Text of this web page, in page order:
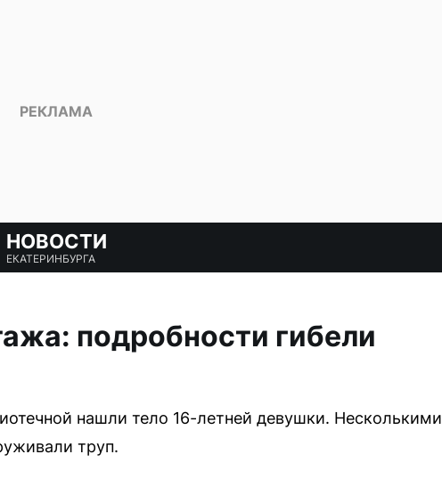
НОВОСТИ
ЕКАТЕРИНБУРГА
подробности гибели
нашли тело 16-летней девушки. Несколькими
труп.